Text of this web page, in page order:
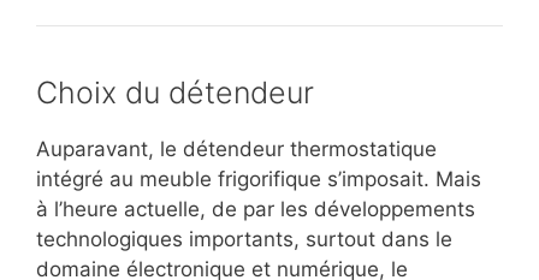
Choix du détendeur
Auparavant, le détendeur thermostatique
intégré au meuble frigorifique s’imposait. Mais
à l’heure actuelle, de par les développements
technologiques importants, surtout dans le
domaine électronique et numérique, le